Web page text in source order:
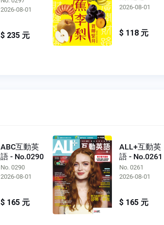
2026-08-01
$ 235 元
2026-08-01
$ 118 元
ABC互動英
語 - No.0290
No. 0290
2026-08-01
$ 165 元
ALL+互動英
語 - No.0261
No. 0261
2026-08-01
$ 165 元